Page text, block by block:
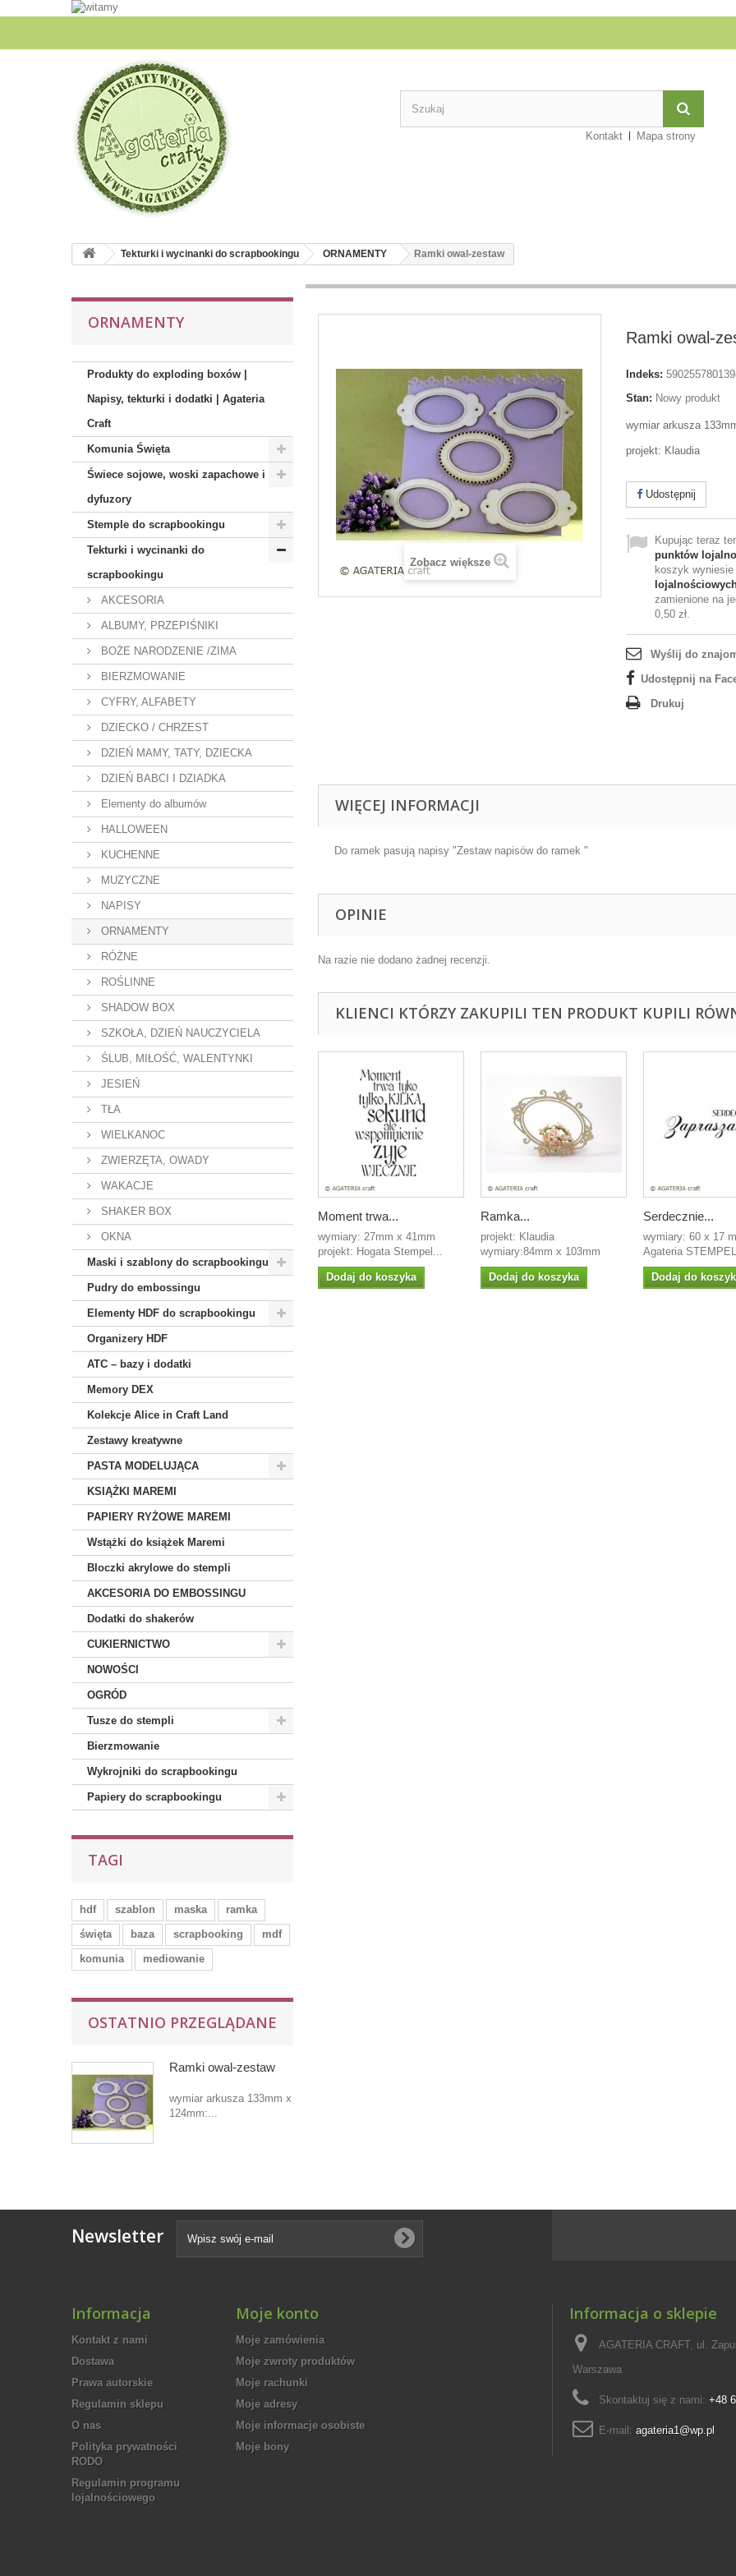
Kontakt Mapa strony
Tekturki i wycinanki do scrapbookingu ORNAMENTY Ramki owal-zestaw
ORNAMENTY
Produkty do exploding boxów |
Napisy, tekturki i dodatki | Agateria
Craft
Komunia Święta
Świece sojowe, woski zapachowe i
dyfuzory
Stemple do scrapbookingu
Tekturki i wycinanki do
scrapbookingu
AKCESORIA
ALBUMY, PRZEPIŚNIKI
BOŻE NARODZENIE /ZIMA
BIERZMOWANIE
CYFRY, ALFABETY
DZIECKO / CHRZEST
DZIEŃ MAMY, TATY, DZIECKA
DZIEŃ BABCI I DZIADKA
Elementy do albumów
HALLOWEEN
KUCHENNE
MUZYCZNE
NAPISY
ORNAMENTY
RÓŻNE
ROŚLINNE
SHADOW BOX
SZKOŁA, DZIEŃ NAUCZYCIELA
ŚLUB, MIŁOŚĆ, WALENTYNKI
JESIEŃ
TŁA
WIELKANOC
ZWIERZĘTA, OWADY
WAKACJE
SHAKER BOX
OKNA
Maski i szablony do scrapbookingu
Pudry do embossingu
Elementy HDF do scrapbookingu
Organizery HDF
ATC – bazy i dodatki
Memory DEX
Kolekcje Alice in Craft Land
Zestawy kreatywne
PASTA MODELUJĄCA
KSIĄŻKI MAREMI
PAPIERY RYŻOWE MAREMI
Wstążki do książek Maremi
Bloczki akrylowe do stempli
AKCESORIA DO EMBOSSINGU
Dodatki do shakerów
CUKIERNICTWO
NOWOŚCI
OGRÓD
Tusze do stempli
Bierzmowanie
Wykrojniki do scrapbookingu
Papiery do scrapbookingu
TAGI
hdf szablon maska
ramka
święta
baza scrapbooking
mdf
komunia
mediowanie
OSTATNIO PRZEGLĄDANE
Ramki owal-zestaw
wymiar arkusza 133mm x
124mm:...
Zobacz większe
Ramki owal-
Indeks:
Stan: Nowy produkt
wymiar arkusza
projekt: Klaudia
Udostępnij
Kupując teraz
punktów
koszyk wyniesie
zamienione na
0,50 zł.
Wyślij do
Udostępnij na
Drukuj
WIĘCEJ INFORMACJI
Do ramek pasują napisy "Zestaw napisów do ramek "
OPINIE
Na razie nie dodano żadnej recenzji.
KLIENCI KTÓRZY ZAKUPILI TEN PRODUKT KUPILI
Moment trwa...
wymiary: 27mm x 41mm
projekt: Hogata Stempel...
Dodaj do koszyka
Ramka...
projekt: Klaudia
wymiary:84mm x 103mm
Dodaj do koszyka
Serdecznie...
wymiary: 60 x 17
Agateria
Dodaj do
Newsletter
Informacja
Kontakt z nami
Dostawa
Prawa autorskie
Regulamin sklepu
O nas
Polityka prywatności
RODO
Regulamin programu
lojalnościowego
Moje konto
Moje zamówienia
Moje zwroty produktów
Moje rachunki
Moje adresy
Moje informacje osobiste
Moje bony
Informacja o sklepie
AGATERIA CRAFT, ul.
Warszawa
Skontaktuj się z nami: +48
E-mail: agateria1@wp.pl